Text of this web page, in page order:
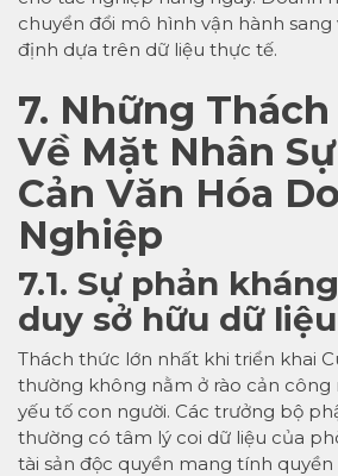
chuyển đổi mô hình vận hành sang
định dựa trên dữ liệu thực tế.
7. Những
Về Mặt Nhân
Cản Văn Hóa
Nghiệp
7.1. Sự phản
duy sở hữu dữ
Thách thức lớn nhất khi triển khai
thường không nằm ở rào cản công
yếu tố con người. Các trưởng bộ
thường có tâm lý coi dữ liệu của
tài sản độc quyền mang tính quyền